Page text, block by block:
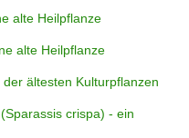
alte Heilpflanze
alte Heilpflanze
ältesten Kulturpflanzen
crispa) - ein